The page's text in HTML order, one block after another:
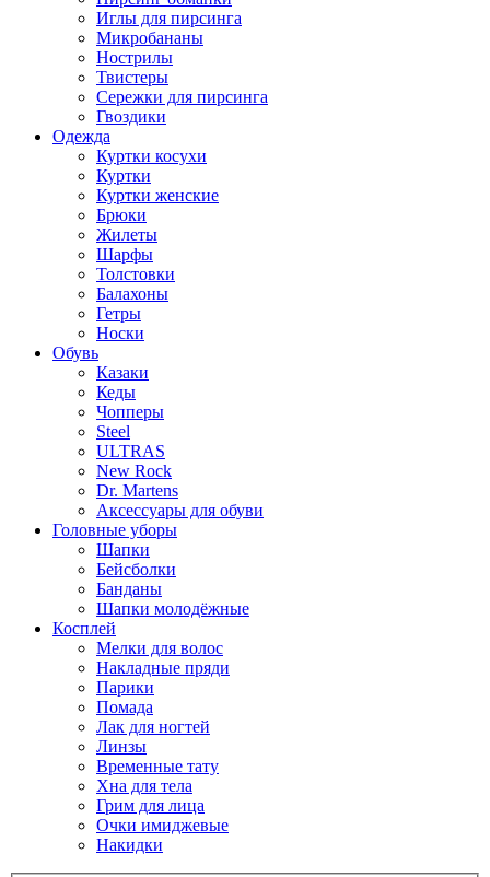
Иглы для пирсинга
Микробананы
Нострилы
Твистеры
Сережки для пирсинга
Гвоздики
Одежда
Куртки косухи
Куртки
Куртки женские
Брюки
Жилеты
Шарфы
Толстовки
Балахоны
Гетры
Носки
Обувь
Казаки
Кеды
Чопперы
Steel
ULTRAS
New Rock
Dr. Martens
Аксессуары для обуви
Головные уборы
Шапки
Бейсболки
Банданы
Шапки молодёжные
Косплей
Мелки для волос
Накладные пряди
Парики
Помада
Лак для ногтей
Линзы
Временные тату
Хна для тела
Грим для лица
Очки имиджевые
Накидки